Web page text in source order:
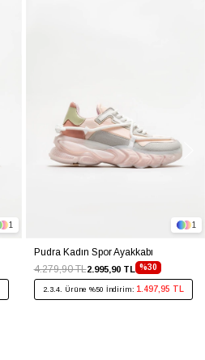
1
Pudra Kadın Spor Ayakkabı
%30
2.995,90 TL
4.279,90 TL
2.3.4. Ürüne %50 İndirim: 1.497,95 TL
1